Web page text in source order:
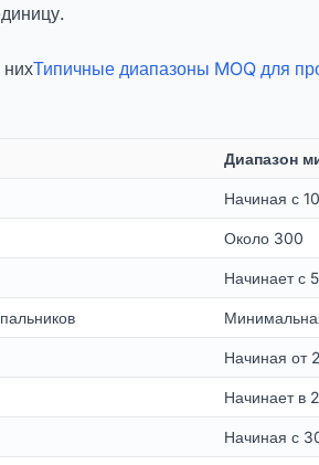
нихТипичные диапазоны MOQ для
Диапазон
Начиная с
Около 300
Начинает с
Начиная от
Начинает в
Начиная с